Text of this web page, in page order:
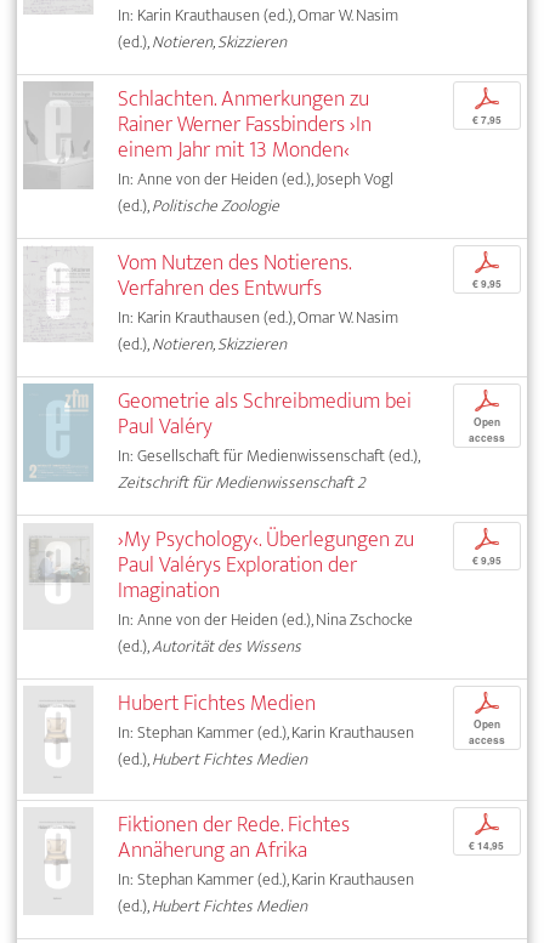
In: Karin Krauthausen (ed.), Omar W. Nasim
(ed.),Notieren, Skizzieren
Schlachten. Anmerkungen zu
Rainer Werner Fassbinders ›In
einem Jahr mit 13 Monden‹
In: Anne von der Heiden (ed.), Joseph Vogl
(ed.),Politische Zoologie
p
€ 7,95
Vom Nutzen des Notierens.
Verfahren des Entwurfs
In: Karin Krauthausen (ed.), Omar W. Nasim
(ed.),Notieren, Skizzieren
p
€ 9,95
Geometrie als Schreibmedium bei
Paul Valéry
In: Gesellschaft für Medienwissenschaft (ed.),
Zeitschrift für Medienwissenschaft 2
p
Open
access
›My Psychology‹. Überlegungen zu
Paul Valérys Exploration der
Imagination
In: Anne von der Heiden (ed.), Nina Zschocke
(ed.),Autorität des Wissens
p
€ 9,95
Hubert Fichtes Medien
In: Stephan Kammer (ed.), Karin Krauthausen
(ed.),Hubert Fichtes Medien
p
Open
access
Fiktionen der Rede. Fichtes
Annäherung an Afrika
In: Stephan Kammer (ed.), Karin Krauthausen
(ed.),Hubert Fichtes Medien
p
€ 14,95